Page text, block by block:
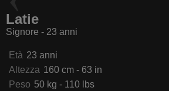
Latie
Signore - 23 anni
Età 23 anni
Altezza 160 cm - 63 in
Peso 50 kg - 110 lbs